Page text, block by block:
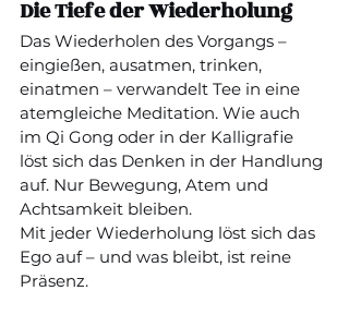
Die Tiefe der Wiederholung
Das Wiederholen des Vorgangs –
eingießen, ausatmen, trinken,
einatmen – verwandelt Tee in eine
atemgleiche Meditation. Wie auch
im Qi Gong oder in der Kalligrafie
löst sich das Denken in der Handlung
auf. Nur Bewegung, Atem und
Achtsamkeit bleiben.
Mit jeder Wiederholung löst sich das
Ego auf – und was bleibt, ist reine
Präsenz.